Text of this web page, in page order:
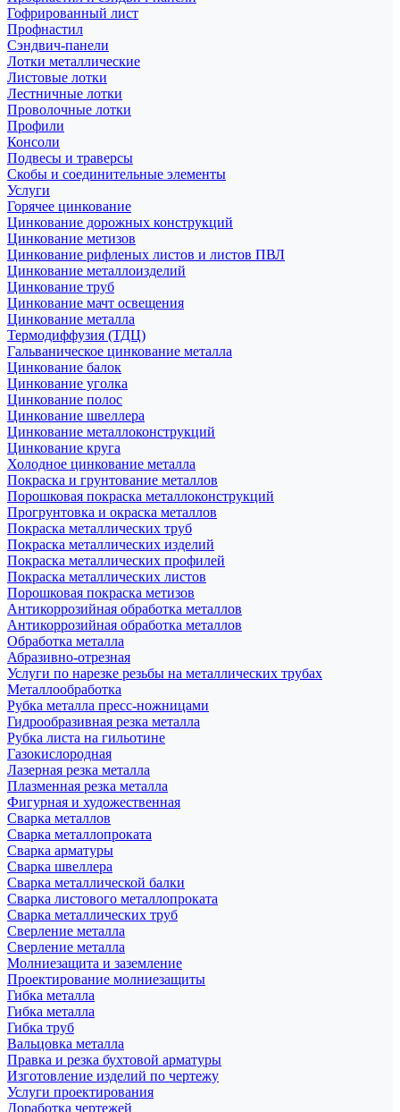
Гофрированный лист
Профнастил
Сэндвич-панели
Лотки металлические
Листовые лотки
Лестничные лотки
Проволочные лотки
Профили
Консоли
Подвесы и траверсы
Скобы и соединительные элементы
Услуги
Горячее цинкование
Цинкование дорожных конструкций
Цинкование метизов
Цинкование рифленых листов и листов ПВЛ
Цинкование металлоизделий
Цинкование труб
Цинкование мачт освещения
Цинкование металла
Термодиффузия (ТДЦ)
Гальваническое цинкование металла
Цинкование балок
Цинкование уголка
Цинкование полос
Цинкование швеллера
Цинкование металлоконструкций
Цинкование круга
Холодное цинкование металла
Покраска и грунтование металлов
Порошковая покраска металлоконструкций
Прогрунтовка и окраска металлов
Покраска металлических труб
Покраска металлических изделий
Покраска металлических профилей
Покраска металлических листов
Порошковая покраска метизов
Антикоррозийная обработка металлов
Антикоррозийная обработка металлов
Обработка металла
Абразивно-отрезная
Услуги по нарезке резьбы на металлических трубах
Металлообработка
Рубка металла пресс-ножницами
Гидрообразивная резка металла
Рубка листа на гильотине
Газокислородная
Лазерная резка металла
Плазменная резка металла
Фигурная и художественная
Сварка металлов
Сварка металлопроката
Сварка арматуры
Сварка швеллера
Сварка металлической балки
Сварка листового металлопроката
Сварка металлических труб
Сверление металла
Сверление металла
Молниезащита и заземление
Проектирование молниезащиты
Гибка металла
Гибка металла
Гибка труб
Вальцовка металла
Правка и резка бухтовой арматуры
Изготовление изделий по чертежу
Услуги проектирования
Доработка чертежей